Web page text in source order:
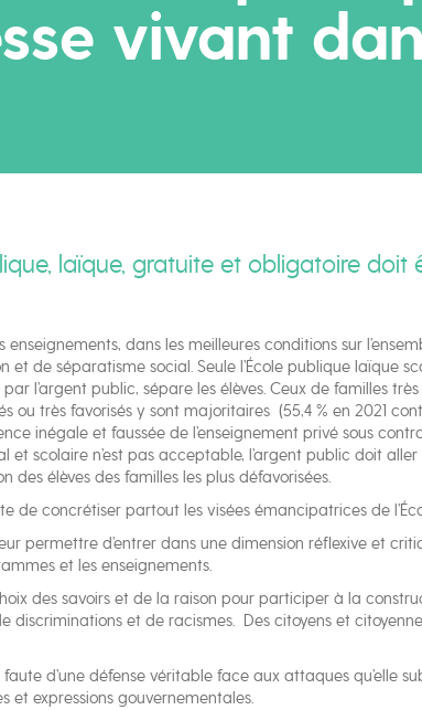
vivant
laïque, gratuite et obligatoire doit
dans les meilleures conditions sur
de séparatisme social. Seule l’École publique laïque
l’argent public, sépare les élèves. Ceux de familles
ou très favorisés y sont majoritaires (55,4 % en 2021
inégale et faussée de l’enseignement privé sous
scolaire n’est pas acceptable, l’argent public doit
élèves des familles les plus défavorisées.
de concrétiser partout les visées émancipatrices de
permettre d’entrer dans une dimension réflexive et
et les enseignements.
des savoirs et de la raison pour participer à la
discriminations et de racismes. Des citoyens et
d’une défense véritable face aux attaques qu’elle
et expressions gouvernementales.